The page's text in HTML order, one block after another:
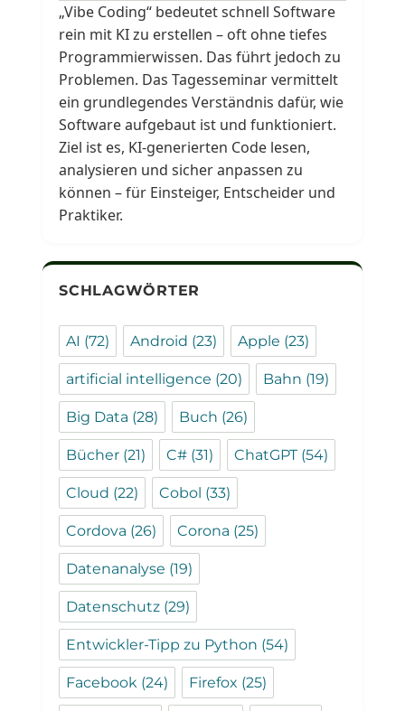
„Vibe Coding“ bedeutet schnell Software
rein mit KI zu erstellen – oft ohne tiefes
Programmierwissen. Das führt jedoch zu
Problemen. Das Tagesseminar vermittelt
ein grundlegendes Verständnis dafür, wie
Software aufgebaut ist und funktioniert.
Ziel ist es, KI-generierten Code lesen,
analysieren und sicher anpassen zu
können – für Einsteiger, Entscheider und
Praktiker.
SCHLAGWÖRTER
AI (72) Android (23) Apple (23)
artificial intelligence (20) Bahn (19)
Big Data (28) Buch (26)
Bücher (21) C# (31) ChatGPT(54)
Cloud (22) Cobol (33)
Cordova (26) Corona (25)
Datenanalyse (19)
Datenschutz (29)
Entwickler-Tipp zu Python (54)
Facebook (24) Firefox (25)